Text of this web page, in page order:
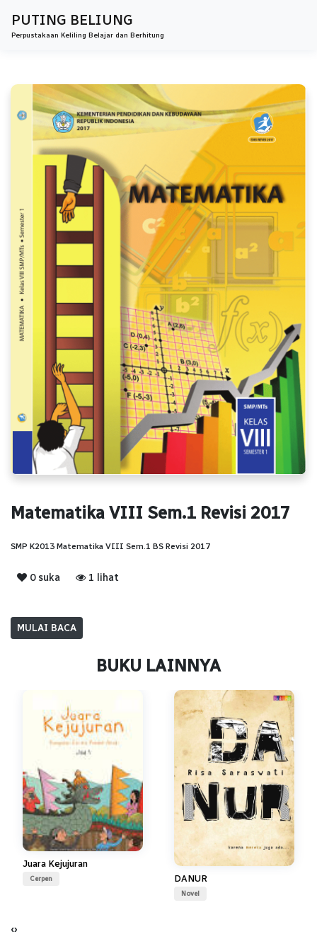
PUTING BELIUNG
Perpustakaan Keliling Belajar dan Berhitung
Matematika VIII Sem.1 Revisi 2017
SMP K2013 Matematika VIII Sem.1 BS Revisi 2017
0 suka 1 lihat
MULAI BACA
BUKU LAINNYA
Juara Kejujuran
Cerpen DANUR
Novel
‹›